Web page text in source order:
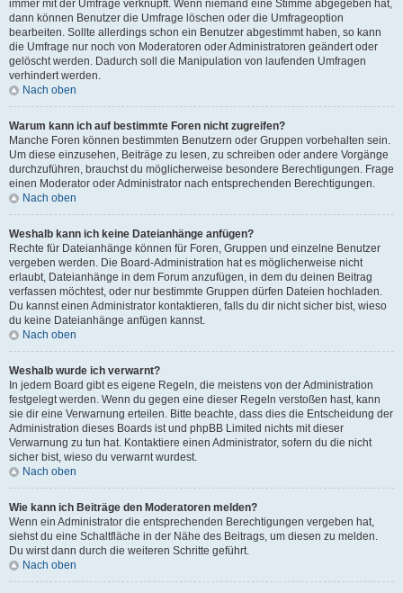
immer mit der Umfrage verknüpft. Wenn niemand eine Stimme abgegeben hat,
dann können Benutzer die Umfrage löschen oder die Umfrageoption
bearbeiten. Sollte allerdings schon ein Benutzer abgestimmt haben, so kann
die Umfrage nur noch von Moderatoren oder Administratoren geändert oder
gelöscht werden. Dadurch soll die Manipulation von laufenden Umfragen
verhindert werden.
Nach oben
Warum kann ich auf bestimmte Foren nicht zugreifen?
Manche Foren können bestimmten Benutzern oder Gruppen vorbehalten sein.
Um diese einzusehen, Beiträge zu lesen, zu schreiben oder andere Vorgänge
durchzuführen, brauchst du möglicherweise besondere Berechtigungen. Frage
einen Moderator oder Administrator nach entsprechenden Berechtigungen.
Nach oben
Weshalb kann ich keine Dateianhänge anfügen?
Rechte für Dateianhänge können für Foren, Gruppen und einzelne Benutzer
vergeben werden. Die Board-Administration hat es möglicherweise nicht
erlaubt, Dateianhänge in dem Forum anzufügen, in dem du deinen Beitrag
verfassen möchtest, oder nur bestimmte Gruppen dürfen Dateien hochladen.
Du kannst einen Administrator kontaktieren, falls du dir nicht sicher bist, wieso
du keine Dateianhänge anfügen kannst.
Nach oben
Weshalb wurde ich verwarnt?
In jedem Board gibt es eigene Regeln, die meistens von der Administration
festgelegt werden. Wenn du gegen eine dieser Regeln verstoßen hast, kann
sie dir eine Verwarnung erteilen. Bitte beachte, dass dies die Entscheidung der
Administration dieses Boards ist und phpBB Limited nichts mit dieser
Verwarnung zu tun hat. Kontaktiere einen Administrator, sofern du die nicht
sicher bist, wieso du verwarnt wurdest.
Nach oben
Wie kann ich Beiträge den Moderatoren melden?
Wenn ein Administrator die entsprechenden Berechtigungen vergeben hat,
siehst du eine Schaltfläche in der Nähe des Beitrags, um diesen zu melden.
Du wirst dann durch die weiteren Schritte geführt.
Nach oben